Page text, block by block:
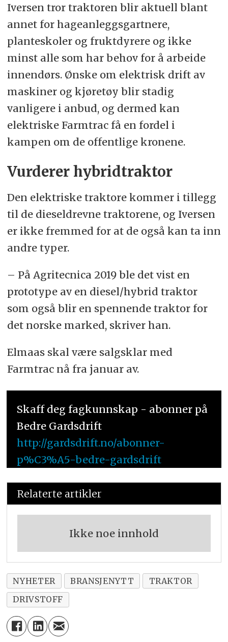
Iversen tror traktoren blir aktuell blant
annet for hageanleggsgartnere,
planteskoler og fruktdyrere og ikke
minst alle som har behov for å arbeide
innendørs. Ønske om elektrisk drift av
maskiner og kjøretøy blir stadig
vanligere i anbud, og dermed kan
elektriske Farmtrac få en fordel i
kampen om de offentlige kronene.
Vurderer hybridtraktor
Den elektriske traktore kommer i tillegg
til de dieseldrevne traktorene, og Iversen
er ikke fremmed for at de også kan ta inn
andre typer.
– På Agritecnica 2019 ble det vist en
prototype av en diesel/hybrid traktor
som også blir en spennende traktor for
det norske marked, skriver han.
Elmaas skal være salgsklar med
Farmtrac nå fra januar av.
Skaff deg fagkunnskap - abonner på
Bedre Gardsdrift
http://gardsdrift.no/abonner-
p%C3%A5-bedre-gardsdrift
Relaterte artikler
Ikke noe innhold
NYHETER BRANSJENYTT
TRAKTOR
DRIVSTOFF